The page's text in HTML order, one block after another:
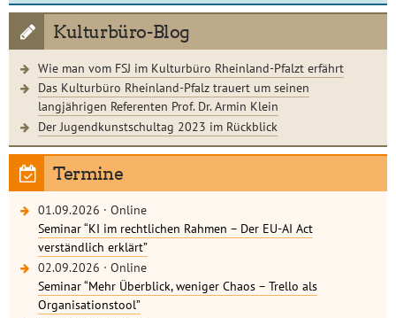
Kulturbüro-Blog
Wie man vom FSJ im Kulturbüro Rheinland-Pfalzt erfährt
Das Kulturbüro Rheinland-Pfalz trauert um seinen
langjährigen Referenten Prof. Dr. Armin Klein
Der Jugendkunstschultag 2023 im Rückblick
Termine
01.09.2026 · Online
Seminar “KI im rechtlichen Rahmen – Der EU-AI Act
verständlich erklärt”
02.09.2026 · Online
Seminar “Mehr Überblick, weniger Chaos – Trello als
Organisationstool”